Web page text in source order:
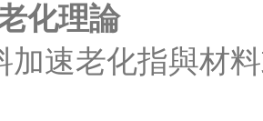
化理論
加速老化指與材